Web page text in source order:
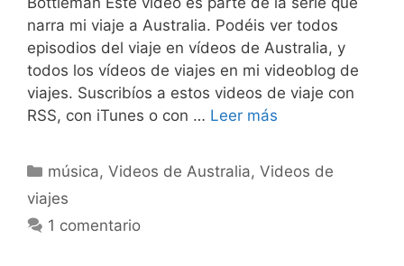
narra mi viaje a Australia. Podéis ver todos
episodios del viaje en vídeos de Australia, y
todos los vídeos de viajes en mi videoblog de
viajes. Suscribíos a estos videos de viaje con
RSS, con iTunes o con … Leer más
Categorías
música,Videos de Australia,Videos de
viajes
1 comentario